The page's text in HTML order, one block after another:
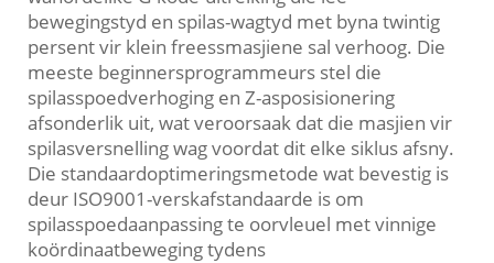
bewegingstyd en spilas-wagtyd met byna twintig
persent vir klein freessmasjiene sal verhoog. Die
meeste beginnersprogrammeurs stel die
spilasspoedverhoging en Z-asposisionering
afsonderlik uit, wat veroorsaak dat die masjien vir
spilasversnelling wag voordat dit elke siklus afsny.
Die standaardoptimeringsmetode wat bevestig is
deur ISO9001-verskafstandaarde is om
spilasspoedaanpassing te oorvleuel met vinnige
koördinaatbeweging tydens